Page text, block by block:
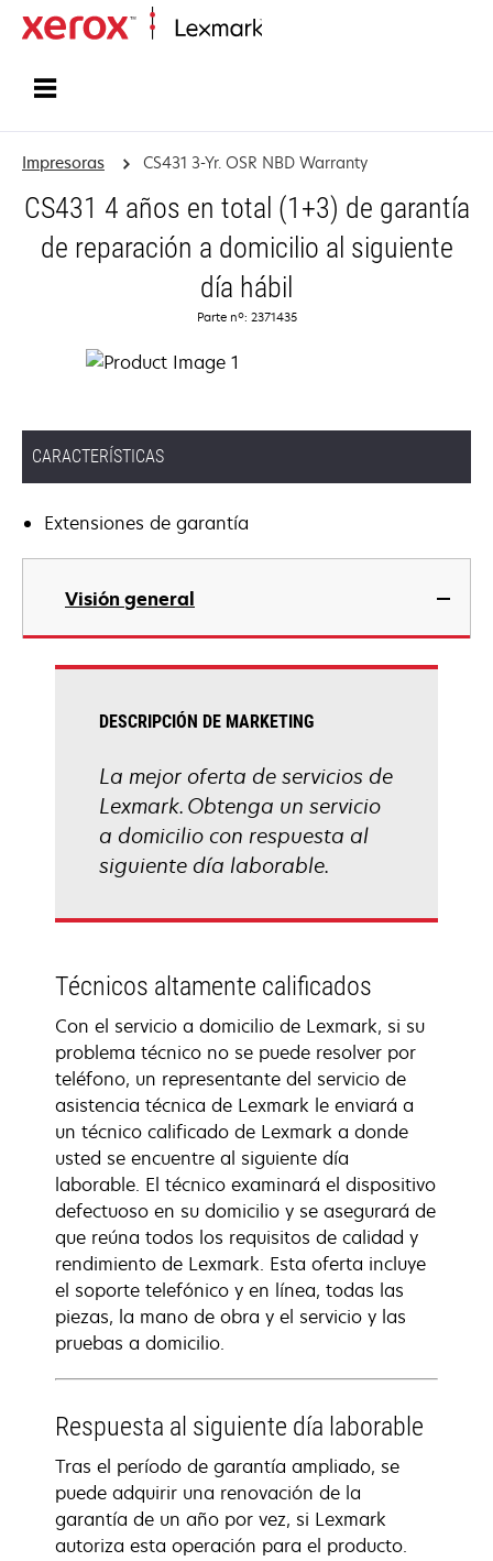
Impresoras CS431 3-Yr. OSR NBD Warranty
CS431 4 años en total (1+3) de garantía
de reparación a domicilio al siguiente
día hábil
Parte nº: 2371435
CARACTERÍSTICAS
Extensiones de garantía
Visión general
DESCRIPCIÓN DE MARKETING
La mejor oferta de servicios de
Lexmark. Obtenga un servicio
a domicilio con respuesta al
siguiente día laborable.
Técnicos altamente calificados
Con el servicio a domicilio de Lexmark, si su
problema técnico no se puede resolver por
teléfono, un representante del servicio de
asistencia técnica de Lexmark le enviará a
un técnico calificado de Lexmark a donde
usted se encuentre al siguiente día
laborable. El técnico examinará el dispositivo
defectuoso en su domicilio y se asegurará de
que reúna todos los requisitos de calidad y
rendimiento de Lexmark. Esta oferta incluye
el soporte telefónico y en línea, todas las
piezas, la mano de obra y el servicio y las
pruebas a domicilio.
Respuesta al siguiente día laborable
Tras el período de garantía ampliado, se
puede adquirir una renovación de la
garantía de un año por vez, si Lexmark
autoriza esta operación para el producto.